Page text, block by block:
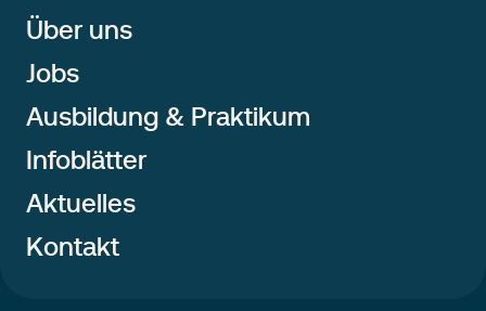
Über uns
Jobs
Ausbildung & Praktikum
Infoblätter
Aktuelles
Kontakt